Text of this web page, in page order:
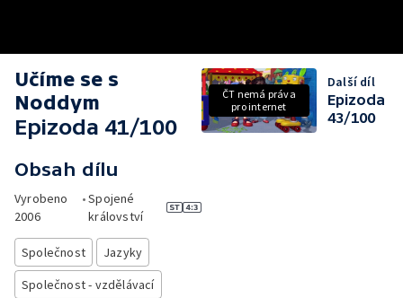
Učíme se s
Noddym
Epizoda 41/100
Obsah dílu
Vyrobeno
2006
•Spojené
království
Společnost
Jazyky
Společnost - vzdělávací
ČT nemá práva
pro internet
Další díl
Epizoda
43/100